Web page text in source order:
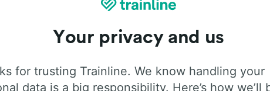
Your privacy and us
for trusting Trainline. We know handling your
data is a big responsibility. Here’s how we’ll